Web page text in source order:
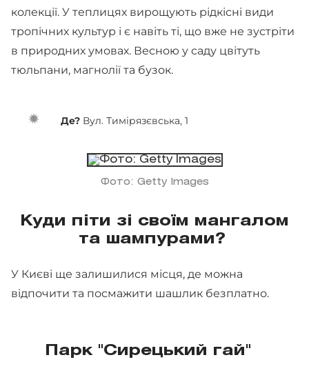
колекції. У теплицях вирощують рідкісні види
тропічних культур і є навіть ті, що вже не зустріти
в природних умовах. Весною у саду цвітуть
тюльпани, магнолії та бузок.
Де? Вул. Тимірязєвська, 1
Фото: Getty Images
Куди піти зі своїм мангалом
та шампурами?
У Києві ще залишилися місця, де можна
відпочити та посмажити шашлик безплатно.
Парк "Сирецький гай"